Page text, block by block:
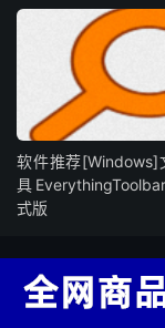
软件推荐[Windows]
具
式版